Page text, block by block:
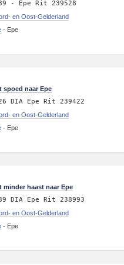
- Epe Rit 239528
en Oost-Gelderland
- Epe
spoed naar Epe
DIA Epe Rit 239422
en Oost-Gelderland
- Epe
minder haast naar Epe
DIA Epe Rit 238993
en Oost-Gelderland
- Epe